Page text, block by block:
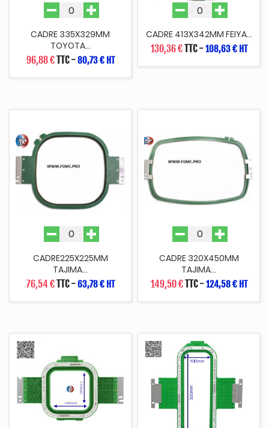
CADRE 335X329MM
TOYOTA...
96,88 €TTC-80,73 € HT
CADRE 413X342MM FEIYA...
130,36 €TTC-108,63 € HT
CADRE225X225MM
TAJIMA...
76,54 €TTC-63,78 € HT
CADRE 320X450MM
TAJIMA...
149,50 €TTC-124,58 € HT